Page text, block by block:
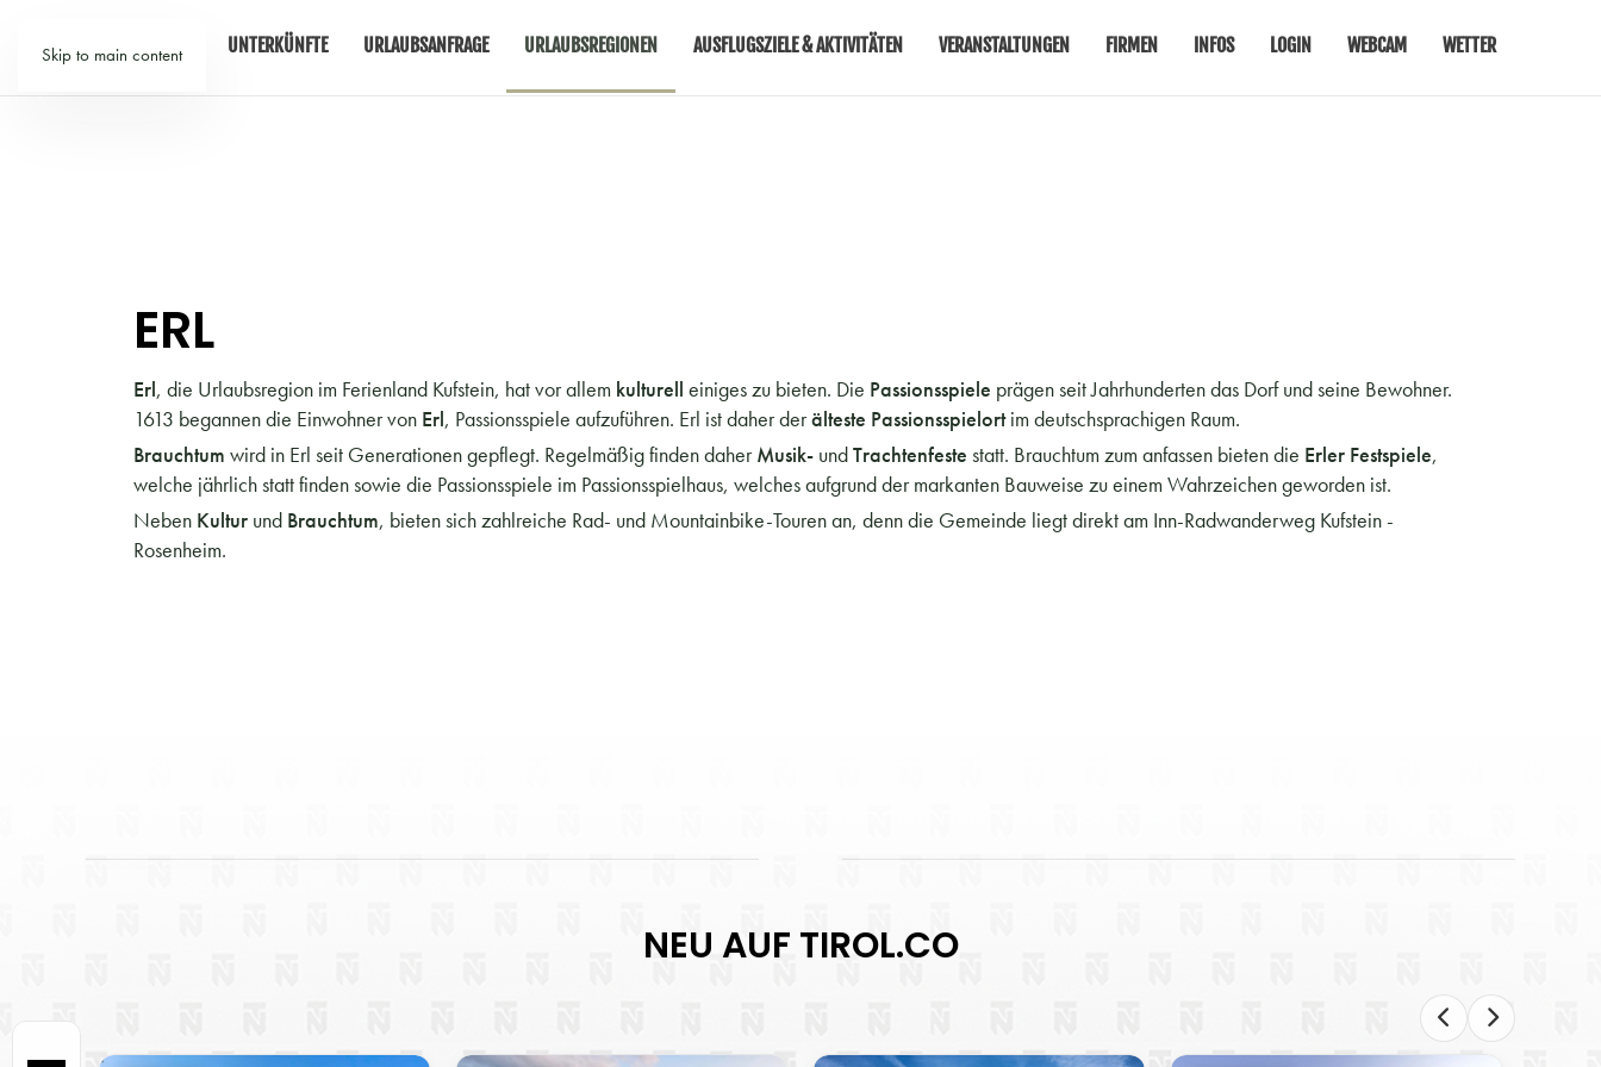
Skip to main content
TIROL UNTERKÜNFTE URLAUBSANFRAGE URLAUBSREGIONEN AUSFLUGSZIELE & AKTIVITÄTEN VERANSTALTUNGEN FIRMEN INFOS LOGIN WEBCAM WETTER
ERL
Erl, die Urlaubsregion im Ferienland Kufstein, hat vor allem kulturell einiges zu bieten. Die Passionsspiele prägen seit Jahrhunderten das Dorf und seine Bewohner.
1613 begannen die Einwohner von Erl, Passionsspiele aufzuführen. Erl ist daher derälteste Passionsspielortim deutschsprachigen Raum.
Brauchtum wird in Erl seit Generationen gepflegt. Regelmäßig finden daherMusik- undTrachtenfeste statt. Brauchtum zum anfassen bieten die Erler Festspiele,
welche jährlich statt finden sowie die Passionsspiele im Passionsspielhaus, welches aufgrund der markanten Bauweise zu einem Wahrzeichen geworden ist.
Neben Kultur und Brauchtum, bieten sich zahlreiche Rad- und Mountainbike-Touren an, denn die Gemeinde liegt direkt am Inn-Radwanderweg Kufstein -
Rosenheim.
NEU AUF TIROL.CO